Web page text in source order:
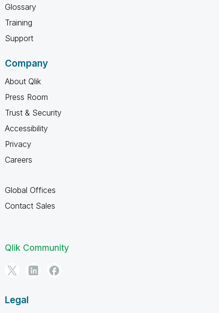
Glossary
Training
Support
Company
About Qlik
Press Room
Trust & Security
Accessibility
Privacy
Careers
Global Offices
Contact Sales
Qlik Community
Legal